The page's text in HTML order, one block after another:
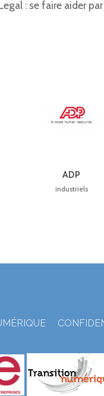
: se faire aider
ADP
industriels